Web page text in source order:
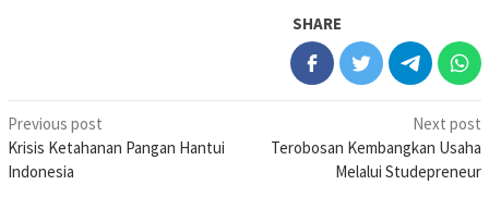
SHARE
Post
navigation
Previous post
Krisis Ketahanan Pangan Hantui
Indonesia
Next post
Terobosan Kembangkan Usaha
Melalui Studepreneur